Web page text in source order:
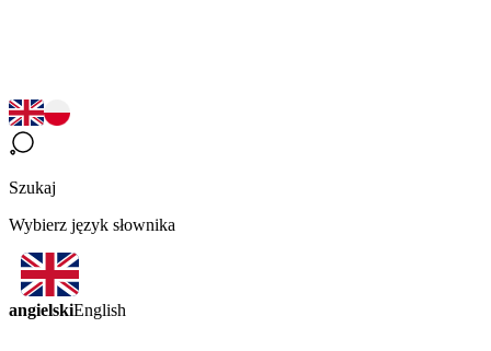
Szukaj
Wybierz język słownika
angielskiEnglish